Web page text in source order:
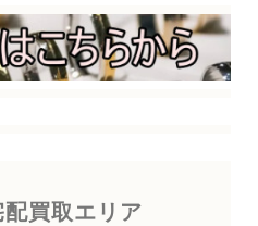
配買取エリア